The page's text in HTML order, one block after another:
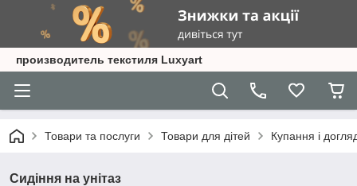
производитель текстиля Luxyart
Товари та послуги Товари для дітей Купання і
Сидіння на унітаз